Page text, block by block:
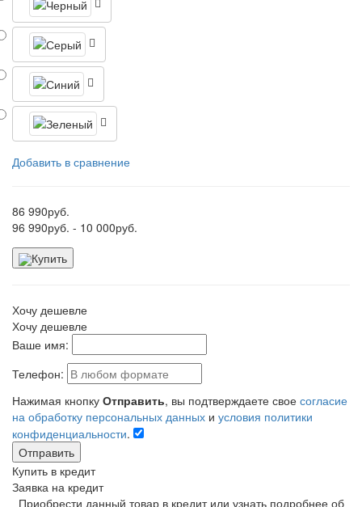
Добавить в сравнение
86 990руб.
96 990руб. - 10 000руб.
Купить
Хочу дешевле
Хочу дешевле
Ваше имя:
Телефон:
Нажимая кнопку Отправить, вы подтверждаете свое согласие
на обработку персональных данных и условия политики
конфиденциальности.
Отправить
Купить в кредит
Заявка на кредит
Приобрести данный товар в кредит или узнать подробнее об